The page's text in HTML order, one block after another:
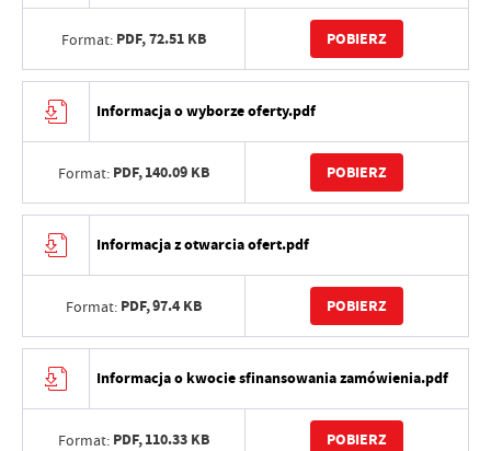
Format: PDF,72.51 KB POBIERZ
Informacja o wyborze oferty.pdf
Format: PDF,140.09 KB POBIERZ
Informacja z otwarcia ofert.pdf
Format: PDF,97.4 KB POBIERZ
Informacja o kwocie sfinansowania zamówienia.pdf
Format: PDF,110.33 KB POBIERZ